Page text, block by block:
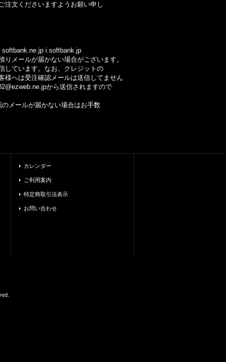
文くださいますようお願い申し
i.softbank.jp
ールが届かない場合がございます。
ています。なお、クレジットの
へは受注確認メールは送信してません
から送信されますので
ールが届かない場合はお手数
カレンダー
ご利用案内
特定商取引法表示
お問い合わせ